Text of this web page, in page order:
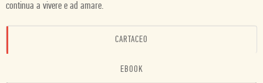
continua a vivere e ad amare.
CARTACEO
EBOOK